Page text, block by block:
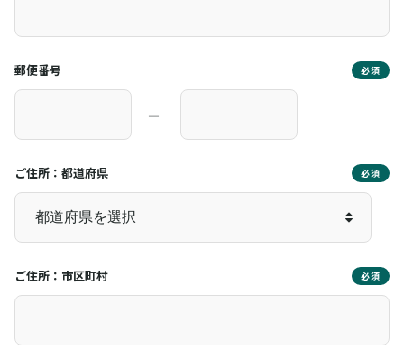
郵便番号 必須
―
ご住所：都道府県 必須
ご住所：市区町村 必須